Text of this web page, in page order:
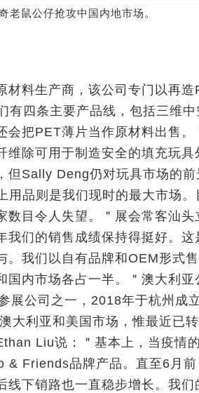
老鼠公仔抢攻中国内地市场。
材料生产商，该公司专门以再
四条主要产品线，包括三维中
会把PET薄片当作原材料出售
维除可用于制造安全的填充玩具
但Sally Deng仍对玩具市场的
用品则是我们现时的最大市场
数目令人失望。＂展会常客汕
们的销售成绩保持得挺好。这
。我们以自有品牌和OEM形式
国内市场各占一半。＂澳大利亚
展公司之一，2018年于杭州成
大利亚和美国市场，惟最近已
Liu说：＂基本上，当疫情
& Friends品牌产品。直至6月前
线下销路也一直稳步增长。我